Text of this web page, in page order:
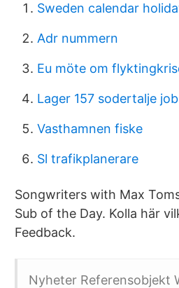
Sweden calendar
Adr nummern
Eu möte om
Lager 157 sodertalje
Vasthamnen fiske
Sl trafikplanerare
Songwriters with Max
Sub of the Day. Kolla här
Feedback.
Nyheter Referensobjekt